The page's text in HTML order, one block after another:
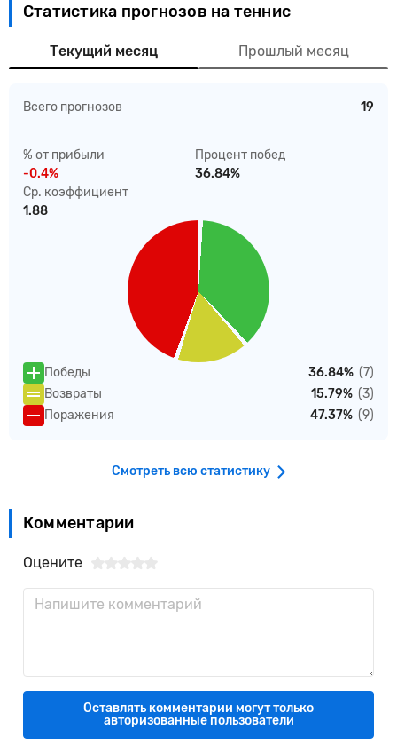
Статистика прогнозов на теннис
Текущий месяц Прошлый месяц
Всего прогнозов 19
% от прибыли
-0.4%
Процент побед
36.84%
Ср. коэффициент
1.88
Победы 36.84% (7)
Возвраты
15.79% (3)
Поражения
47.37% (9)
Смотреть всю статистику
Комментарии
Оцените
Оставлять комментарии могут только
авторизованные пользователи